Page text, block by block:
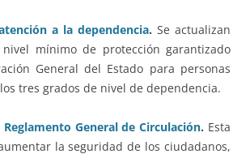
a la dependencia. Se actualizan
mínimo de protección garantizado
General del Estado para personas
tres grados de nivel de dependencia.
General de Circulación. Esta
la seguridad de los ciudadanos,